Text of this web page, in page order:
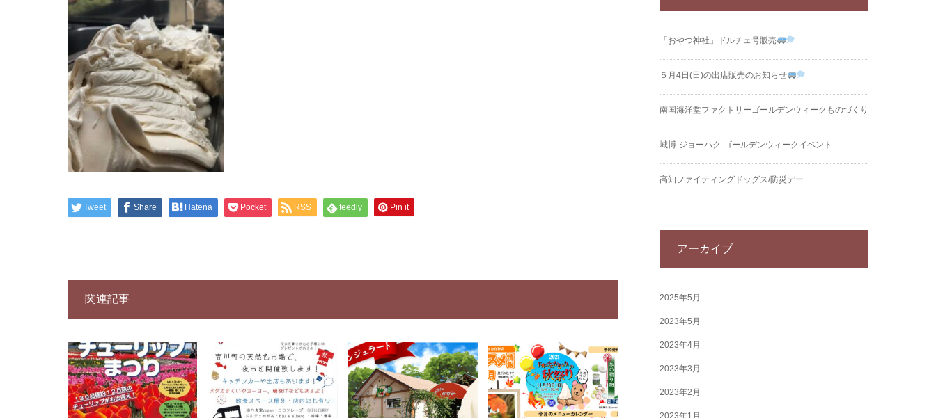
Tweet Share Hatena Pocket RSS feedly Pin it
関連記事
「おやつ神社」ドルチェ号販売
５月4日(日)の出店販売のお知らせ
南国海洋堂ファクトリーゴールデンウィークものづくり
城博‐ジョーハク‐ゴールデンウィークイベント
高知ファイティングドッグス/防災デー
アーカイブ
2025年5月
2023年5月
2023年4月
2023年3月
2023年2月
2023年1月